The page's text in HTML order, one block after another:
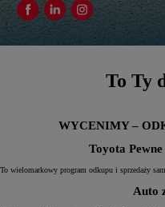
To Ty
WYCENIMY –
Toyota Pewne
To wielomarkowy program odkupu i sprzedaży
Auto